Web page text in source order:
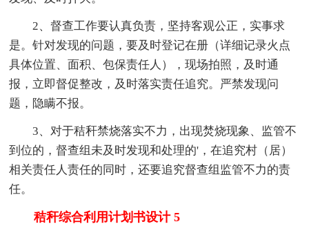
2、督查工作要认真负责，坚持客观公正，实事求
是。针对发现的问题，要及时登记在册（详细记录火点
具体位置、面积、包保责任人），现场拍照，及时通
报，立即督促整改，及时落实责任追究。严禁发现问
题，隐瞒不报。
3、对于秸秆禁烧落实不力，出现焚烧现象、监管不
到位的，督查组未及时发现和处理的'，在追究村（居）
相关责任人责任的同时，还要追究督查组监管不力的责
任。
秸秆综合利用计划书设计 5